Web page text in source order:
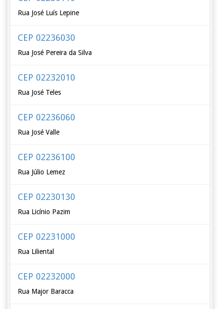
Rua José Luís Lepine
CEP 02236030
Rua José Pereira da Silva
CEP 02232010
Rua José Teles
CEP 02236060
Rua José Valle
CEP 02236100
Rua Júlio Lemez
CEP 02230130
Rua Licínio Pazim
CEP 02231000
Rua Liliental
CEP 02232000
Rua Major Baracca